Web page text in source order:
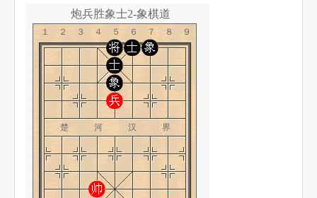
象棋小游戏
炮兵胜象士2-象棋道
１２３４５６７８９
楚 河 汉 界